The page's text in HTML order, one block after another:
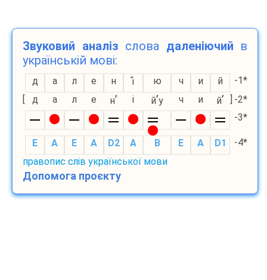
Звуковий аналіз слова даленіючий в
українській мові:
д а л е н і ю ч и й
-1*
[
д а л е н’ і й’у ч и й’ ] -2*
-3*
E A E A D2 A B E A D1
-4*
правопис слів української мови
Допомога проєкту